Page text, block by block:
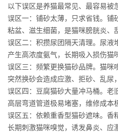
以下误区是养猫最常见、最容易被
误区一：铺砂太薄，只求省钱。铺
粘盆、滋生细菌，是猫咪膀胱炎、
误区二：积攒尿团隔天清理。尿液
产生高浓度氨气，长期吸入损伤猫
误区三：频繁更换猫砂品牌。猫咪
突然换砂会造成应激、拒砂、乱尿
误区四：豆腐猫砂大量冲马桶。老
高层弯道管道极易堵塞，维修成本
误区五：依赖重香型猫砂遮味。香
长期刺激猫咪嗅觉，诱发鼻炎、应